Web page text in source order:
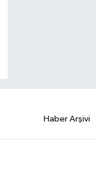
Haber Arşivi